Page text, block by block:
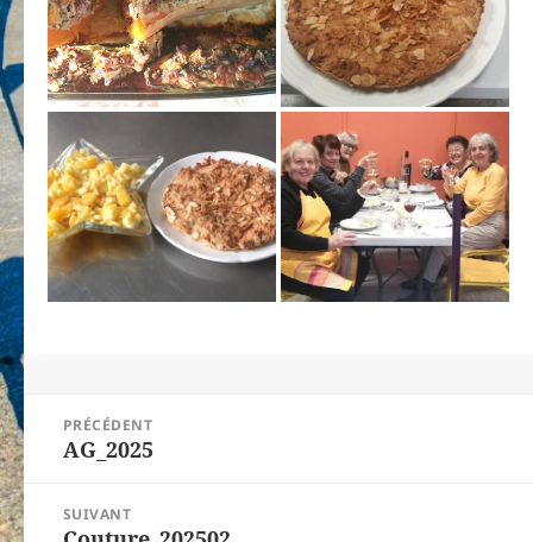
de
l’article
PRÉCÉDENT
Article
AG_2025
SUIVANT
Article